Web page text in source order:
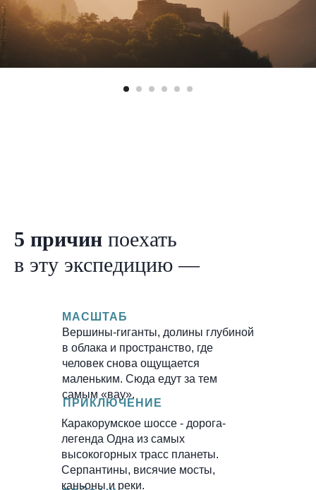
5 причин поехать
в эту экспедицию —
Каракорумское шоссе - дорога-
легенда Одна из самых
высокогорных трасс планеты.
Серпантины, висячие мосты,
каньоны и реки.
ПРИКЛЮЧЕНИЕ
Вершины-гиганты, долины глубиной
в облака и пространство, где
человек снова ощущается
маленьким. Сюда едут за тем
самым «вау».
МАСШТАБ